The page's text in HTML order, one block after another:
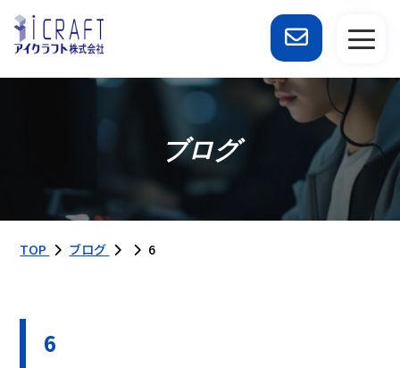
ブログ
TOP ブログ 6
6